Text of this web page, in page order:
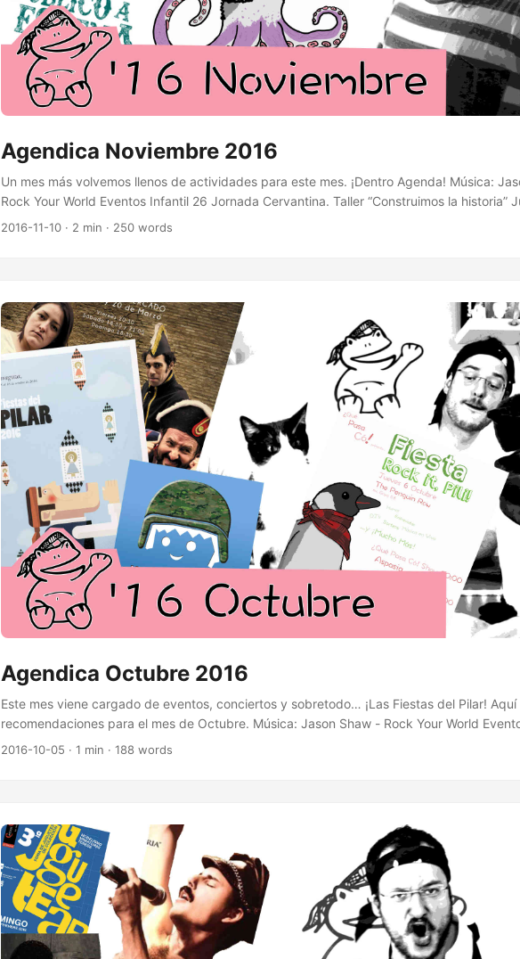
Agendica Noviembre 2016
Un mes más volvemos llenos de actividades para este mes. ¡Dentro Agenda! Música:
Rock Your World Eventos Infantil 26 Jornada Cervantina. Taller “Construimos la historia”
Superhéroes y Superheorinas Viernes - Hora del Cuento Al museo en Familia Juvenil 8, 10
- Andrea Russo Música 4 The Boo Devils - La ley seca 5 Julián Maeso y el Twanguero -
esquinas 5 - 26 Festival de jazz 11 - 12 XXX Bourbon Festival - Las Armas 11 Sidonie -
Adam Green’s Aladdin - Las Armas 19 Ariel Rot - Las Armas 19 Rakel Winchester +
- Sala King Kong 26 Masters of rock 2 - La casa del loco 26 La Habitación Roja - Las
Presentación UNO - Sala King Kong Monster Moustache & Movember Aprende Un
Movember 3 Fiesta Monster Moustache 19 Fiesta Movember en La Ley Seca 24 Cena
La Jamonería 27 Salida en Bici con Bigote Afeitados solidarios en Voga Estilistaas
Movember!...
2016-11-10 · 2 min · 250 words
Agendica Octubre 2016
Este mes viene cargado de eventos, conciertos y sobretodo… ¡Las Fiestas del Pilar! Aquí
recomendaciones para el mes de Octubre. Música: Jason Shaw - Rock Your World
Chef mostachó <16 Un, dos, click! 22-23 Fenómenos eléctricos Entrada: 1-2€ Juvenil 11
2016-10-05 · 1 min · 188 words